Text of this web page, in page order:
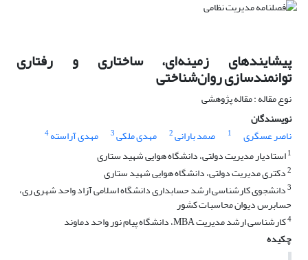
پیشایندهای زمینه‌ای، ساختاری و رفتاری
توانمندسازی روان‌شناختی
نوع مقاله : مقاله پژوهشی
نویسندگان
ناصر عسگری
1 صمد بارانی2 مهدی ملکی3 مهدی آراسته4
1استادیار مدیریت دولتی، دانشگاه هوایی شهید ستاری
2دکتری مدیریت دولتی، دانشگاه هوایی شهید ستاری
3دانشجوی کارشناسی ارشد حسابداری دانشگاه اسلامی آزاد واحد شهری ری،
حسابرس دیوان محاسبات کشور
4کارشناسی ارشد مدیریت MBA، دانشگاه پیام نور واحد دماوند
چکیده